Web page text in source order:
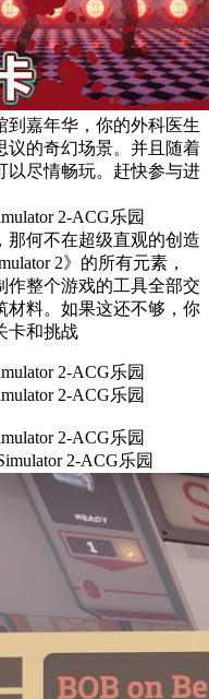
到嘉年华，你的外科医生
议的奇幻场景。并且随着
以尽情畅玩。赶快参与进
那何不在超级直观的创造
2》的所有元素，
作整个游戏的工具全部交
材料。如果这还不够，你
卡和挑战